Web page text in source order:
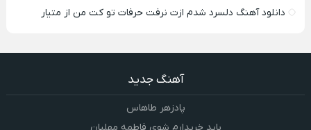
دانلود آهنگ دلسرد شدم ازت نرفت حرفات تو کت من از متیار
آهنگ جدید
پادزهر طاهاس